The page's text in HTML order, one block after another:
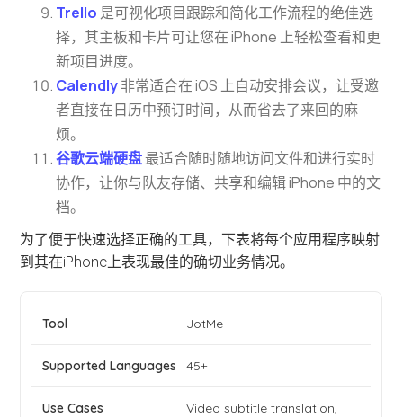
Trello 是可视化项目跟踪和简化工作流程的绝佳选
择，其主板和卡片可让您在 iPhone 上轻松查看和更
新项目进度。
Calendly非常适合在 iOS 上自动安排会议，让受邀
者直接在日历中预订时间，从而省去了来回的麻
烦。
谷歌云端硬盘最适合随时随地访问文件和进行实时
协作，让你与队友存储、共享和编辑 iPhone 中的文
档。
为了便于快速选择正确的工具，下表将每个应用程序映射
到其在iPhone上表现最佳的确切业务情况。
JotMe
45+
Video subtitle translation,